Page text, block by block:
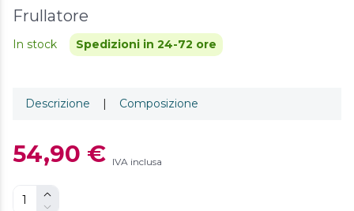
Frullatore
In stock Spedizioni in 24-72 ore
Descrizione | Composizione
54,90 € IVA inclusa